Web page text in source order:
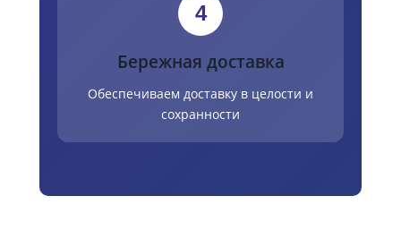
4
Бережная доставка
Обеспечиваем доставку в целости и
сохранности